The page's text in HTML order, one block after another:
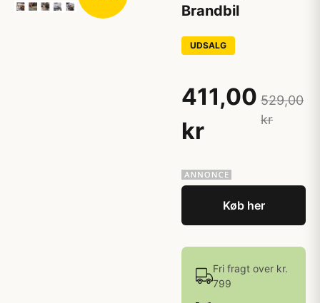
Brandbil
UDSALG
411,00
kr
529,00
kr
Køb her
Fri fragt over kr.
799